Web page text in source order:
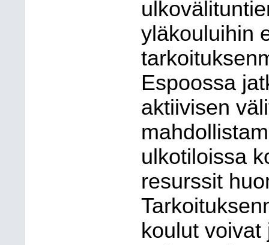
yläkouluihin
Espoossa
aktiivisen
ulkotiloissa
resurssit
koulut